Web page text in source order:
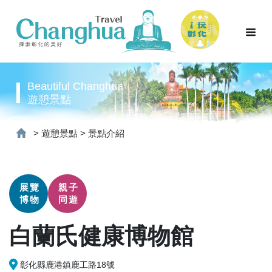
Beautiful Changhua
遊憩景點
> 遊憩景點 > 景點介紹
展覽
博物
親子
同遊
白蘭氏健康博物館
彰化縣鹿港鎮鹿工路18號